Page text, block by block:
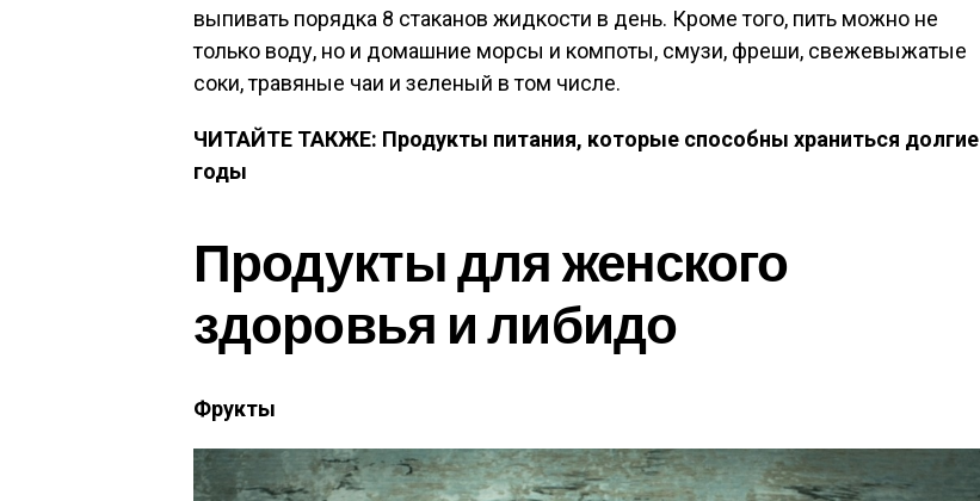
выпивать порядка 8 стаканов жидкости в день. Кроме того, пить можно не
только воду, но и домашние морсы и компоты, смузи, фреши, свежевыжатые
соки, травяные чаи и зеленый в том числе.
ЧИТАЙТЕ ТАКЖЕ: Продукты питания, которые способны храниться долгие
годы
Продукты для женского
здоровья и либидо
Фрукты